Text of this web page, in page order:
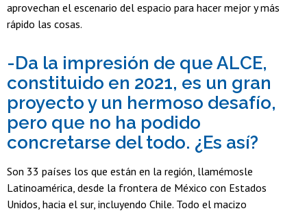
aprovechan el escenario del espacio para hacer mejor y más
rápido las cosas.
-Da la impresión de que ALCE,
constituido en 2021, es un gran
proyecto y un hermoso desafío,
pero que no ha podido
concretarse del todo. ¿Es así?
Son 33 países los que están en la región, llamémosle
Latinoamérica, desde la frontera de México con Estados
Unidos, hacia el sur, incluyendo Chile. Todo el macizo